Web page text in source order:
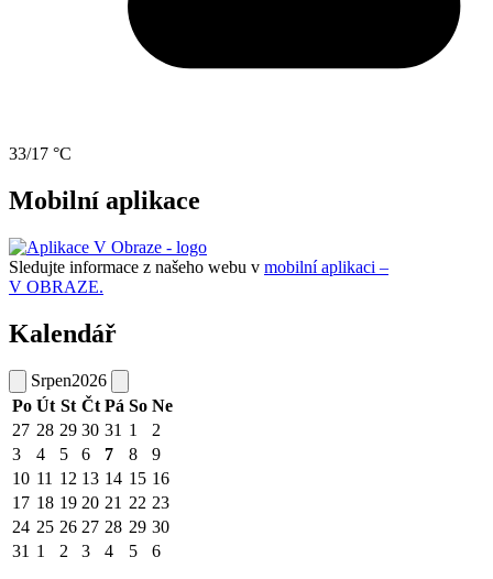
33/17 °C
Mobilní aplikace
Sledujte informace z našeho webu v mobilní aplikaci –
V OBRAZE.
Kalendář
Srpen2026
Po Út St Čt Pá So Ne
27 28 29 30 31 1
2
3
4 5 6 7 8
9
10 11 12 13 14 15 16
17 18 19 20 21 22 23
24 25 26 27 28 29 30
31 1 2 3 4 5 6